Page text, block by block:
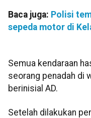
Baca juga: Polisi
sepeda motor di
Semua kendaraan
seorang penadah di
berinisial AD.
Setelah dilakukan